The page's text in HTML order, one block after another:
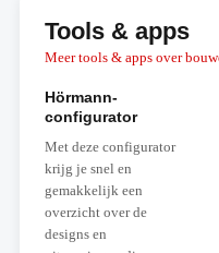
Tools & apps
Meer tools & apps over
Hörmann-
configurator
Met deze configurator
krijg je snel en
gemakkelijk een
overzicht over de
designs en